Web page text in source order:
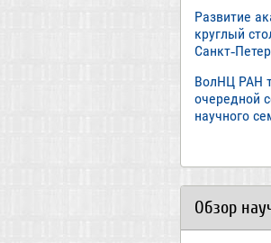
Развитие
круглый
ВолНЦ РАН
очередной
научного
Обзор